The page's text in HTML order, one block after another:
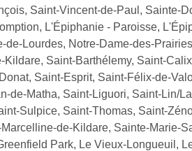
Saint-Vincent-de-Paul, Sainte-
L'Épiphanie - Paroisse,
Lourdes, Notre-Dame-des-
Saint-Barthélemy, Saint-
Saint-Esprit, Saint-Félix-de-
de-Matha, Saint-Liguori, Saint-Lin/
Sulpice, Saint-Thomas, Saint-
de-Kildare, Sainte-Marie-
Park, Le Vieux-Longueuil,